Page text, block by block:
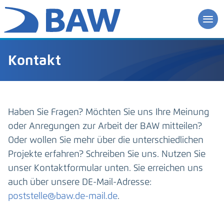
Kontakt
Haben Sie Fragen? Möchten Sie uns Ihre Meinung
oder Anregungen zur Arbeit der BAW mitteilen?
Oder wollen Sie mehr über die unterschiedlichen
Projekte erfahren? Schreiben Sie uns. Nutzen Sie
unser Kontaktformular unten. Sie erreichen uns
auch über unsere DE-Mail-Adresse:
poststelle@baw.de-mail.de.